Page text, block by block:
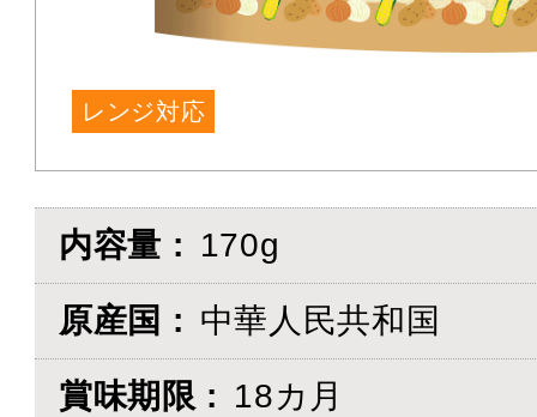
レンジ対応
内容量 170g
原産国 中華人民共和国
賞味期限 18カ月